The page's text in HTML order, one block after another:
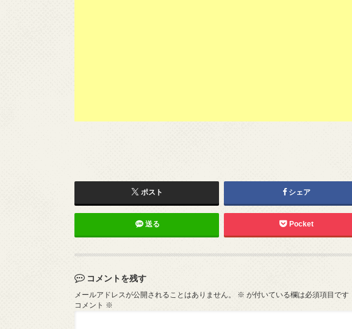
ポスト シェア
送る Pocket
コメントを残す
メールアドレスが公開されることはありません。 ※ が付いている欄は必須項目です
コメント ※